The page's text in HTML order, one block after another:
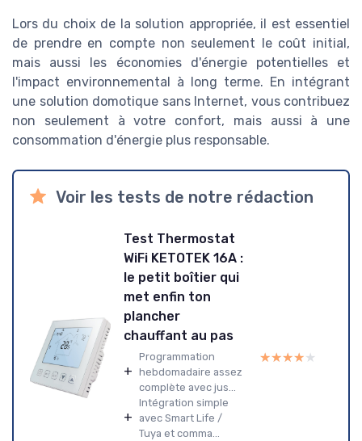
Lors du choix de la solution appropriée, il est essentiel
de prendre en compte non seulement le coût initial,
mais aussi les économies d'énergie potentielles et
l'impact environnemental à long terme. En intégrant
une solution domotique sans Internet, vous contribuez
non seulement à votre confort, mais aussi à une
consommation d'énergie plus responsable.
Voir les tests de notre rédaction
Test Thermostat
WiFi KETOTEK 16A :
le petit boîtier qui
met enfin ton
plancher
chauffant au pas
+
Programmation
hebdomadaire assez
complète avec jus...
+
Intégration simple
avec Smart Life /
Tuya et comma...
★★★★★
★★★★★